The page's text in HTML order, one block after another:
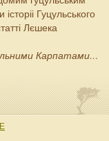
Гуцульського
Лєшека
Карпатами…